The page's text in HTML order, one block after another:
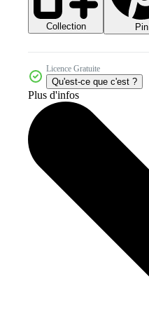
Collection Pin
Licence Gratuite
Qu'est-ce que c'est ?
Plus d'infos